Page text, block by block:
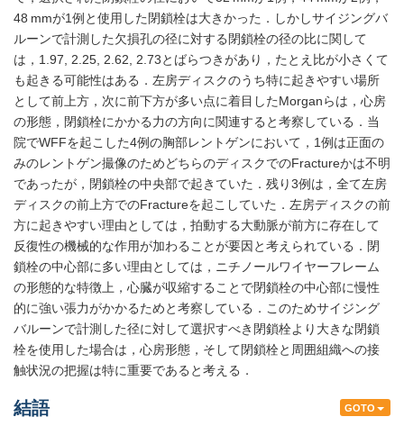
48 mmが1例と使用した閉鎖栓は大きかった．しかしサイジングバ
ルーンで計測した欠損孔の径に対する閉鎖栓の径の比に関して
は，1.97, 2.25, 2.62, 2.73とばらつきがあり，たとえ比が小さくて
も起きる可能性はある．左房ディスクのうち特に起きやすい場所
として前上方，次に前下方が多い点に着目したMorganらは，心房
の形態，閉鎖栓にかかる力の方向に関連すると考察している．当
院でWFFを起こした4例の胸部レントゲンにおいて，1例は正面の
みのレントゲン撮像のためどちらのディスクでのFractureかは不明
であったが，閉鎖栓の中央部で起きていた．残り3例は，全て左房
ディスクの前上方でのFractureを起こしていた．左房ディスクの前
方に起きやすい理由としては，拍動する大動脈が前方に存在して
反復性の機械的な作用が加わることが要因と考えられている．閉
鎖栓の中心部に多い理由としては，ニチノールワイヤーフレーム
の形態的な特徴上，心臓が収縮することで閉鎖栓の中心部に慢性
的に強い張力がかかるためと考察している．このためサイジング
バルーンで計測した径に対して選択すべき閉鎖栓より大きな閉鎖
栓を使用した場合は，心房形態，そして閉鎖栓と周囲組織への接
触状況の把握は特に重要であると考える．
GOTO
結語